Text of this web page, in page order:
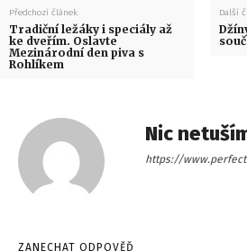
Předchozí článek
Tradiční ležáky i speciály až
ke dveřím. Oslavte
Mezinárodní den piva s
Rohlíkem
Další
Nic
https://
ZANECHAT ODPOVĚĎ